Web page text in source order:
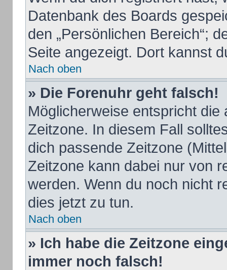
Datenbank des Boards
den „Persönlichen Bereich“;
Seite angezeigt. Dort kannst
Nach oben
» Die Forenuhr geht falsch!
Möglicherweise entspricht
Zeitzone. In diesem Fall
dich passende Zeitzone
Zeitzone kann dabei nur von
werden. Wenn du noch nicht
dies jetzt zu tun.
Nach oben
» Ich habe die Zeitzone
immer noch falsch!